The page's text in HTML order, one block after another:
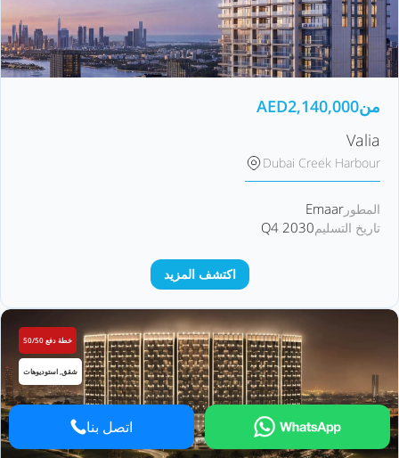
من AED2,140,000
Valia
Dubai Creek Harbour
المطور Emaar
تاريخ التسليمQ4 2030
اكتشف المزيد
خطة دفع 50/50
شقق, استوديوهات
اتصل بنا